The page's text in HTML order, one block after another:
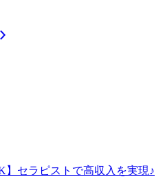
】セラピストで高収入を実現♪